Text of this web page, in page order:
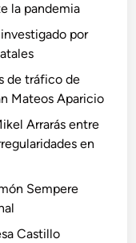
la pandemia
por
de tráfico de
Mateos Aparicio
Arrarás entre
en
Sempere
Castillo